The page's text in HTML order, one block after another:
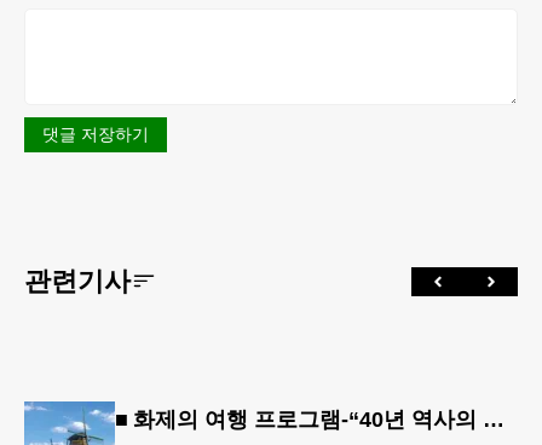
댓글 저장하기
관련기사
■ 화제의 여행 프로그램-“40년 역사의 신뢰… 서유럽 8개국 13일 대장정”